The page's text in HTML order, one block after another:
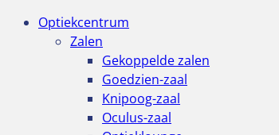
Optiekcentrum
Zalen
Gekoppelde zalen
Goedzien-zaal
Knipoog-zaal
Oculus-zaal